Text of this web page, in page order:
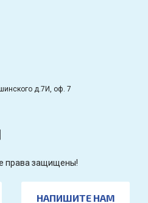
д.7И, оф. 7
права защищены!
НАПИШИТЕ НАМ